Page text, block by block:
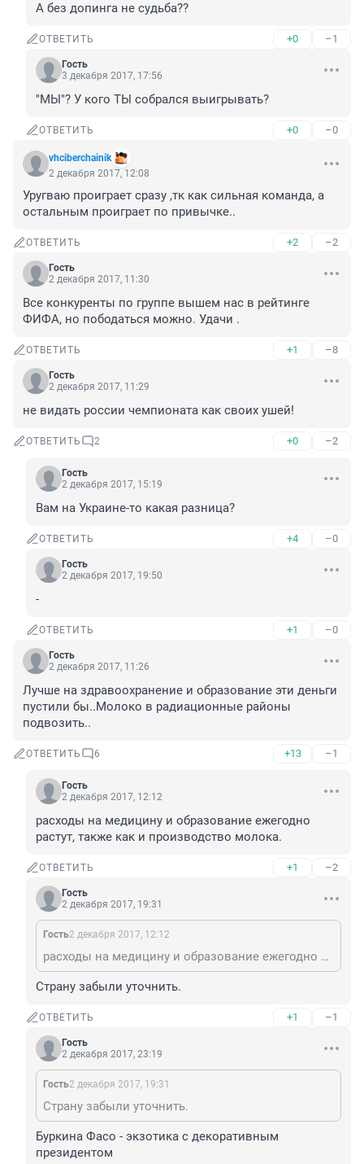
А без допинга не судьба??
ОТВЕТИТЬ +0 –1
Гость
3 декабря 2017, 17:56
"МЫ"? У кого ТЫ собрался выигрывать?
ОТВЕТИТЬ +0 –0
vhciberchainik
2 декабря 2017, 12:08
Уругваю проиграет сразу ,тк как сильная команда, а
остальным проиграет по привычке..
ОТВЕТИТЬ +2 –2
Гость
2 декабря 2017, 11:30
Все конкуренты по группе вышем нас в рейтинге
ФИФА, но пободаться можно. Удачи .
ОТВЕТИТЬ +1 –8
Гость
2 декабря 2017, 11:29
не видать россии чемпионата как своих ушей!
ОТВЕТИТЬ 2 +0 –2
Гость
2 декабря 2017, 15:19
Вам на Украине-то какая разница?
ОТВЕТИТЬ +4 –0
Гость
2 декабря 2017, 19:50
-
ОТВЕТИТЬ +1 –0
Гость
2 декабря 2017, 11:26
Лучше на здравоохранение и образование эти деньги
пустили бы..Молоко в радиационные районы
подвозить..
ОТВЕТИТЬ 6 +13 –1
Гость
2 декабря 2017, 12:12
расходы на медицину и образование ежегодно
растут, также как и производство молока.
ОТВЕТИТЬ +1 –2
Гость
2 декабря 2017, 19:31
Гость2 декабря 2017, 12:12
расходы на медицину и образование ежегодно растут, также как и производство молока.
Страну забыли уточнить.
ОТВЕТИТЬ +1 –1
Гость
2 декабря 2017, 23:19
Гость2 декабря 2017, 19:31
Страну забыли уточнить.
Буркина Фасо - экзотика с декоративным
президентом